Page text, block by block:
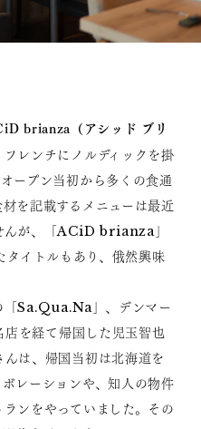
brianza（アシッド ブリ
フレンチにノルディックを掛
ープン当初から多くの食通
を記載するメニューは最近
んが、「ACiD brianza」
タイトルもあり、俄然興味
「Sa.Qua.Na」、デンマー
を経て帰国した児玉智也
は、帰国当初は北海道を
レーションや、知人の物件
ンをやっていました。その